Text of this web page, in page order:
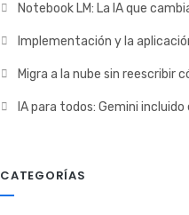
Notebook LM: La IA que
Implementación y la
Migra a la nube sin reescribir
IA para todos: Gemini incluido
CATEGORÍAS